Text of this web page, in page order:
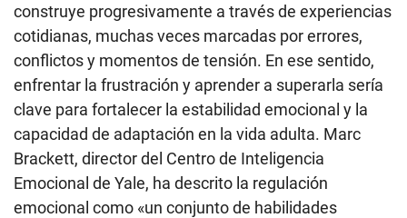
construye progresivamente a través de experiencias
cotidianas, muchas veces marcadas por errores,
conflictos y momentos de tensión. En ese sentido,
enfrentar la frustración y aprender a superarla sería
clave para fortalecer la estabilidad emocional y la
capacidad de adaptación en la vida adulta. Marc
Brackett, director del Centro de Inteligencia
Emocional de Yale, ha descrito la regulación
emocional como «un conjunto de habilidades